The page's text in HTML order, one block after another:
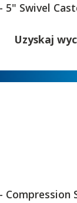
5" Swivel
Uzyskaj
Compression